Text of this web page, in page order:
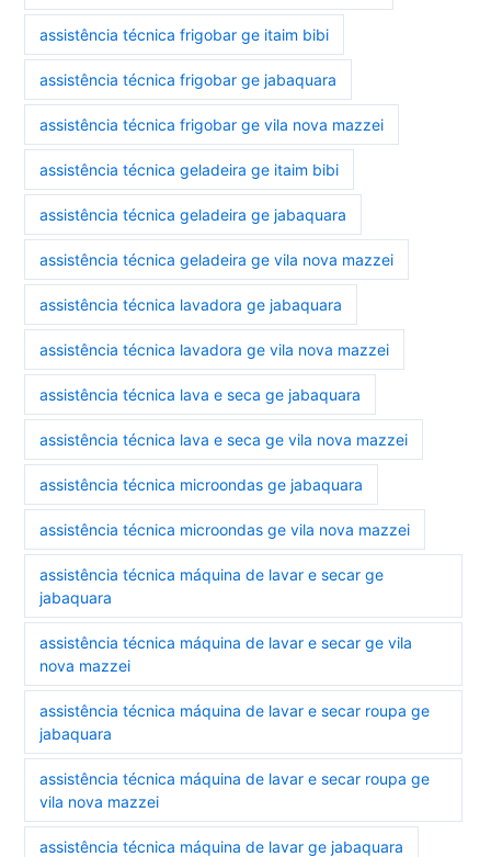
assistência técnica frigobar ge itaim bibi
assistência técnica frigobar ge jabaquara
assistência técnica frigobar ge vila nova mazzei
assistência técnica geladeira ge itaim bibi
assistência técnica geladeira ge jabaquara
assistência técnica geladeira ge vila nova mazzei
assistência técnica lavadora ge jabaquara
assistência técnica lavadora ge vila nova mazzei
assistência técnica lava e seca ge jabaquara
assistência técnica lava e seca ge vila nova mazzei
assistência técnica microondas ge jabaquara
assistência técnica microondas ge vila nova mazzei
assistência técnica máquina de lavar e secar ge
jabaquara
assistência técnica máquina de lavar e secar ge vila
nova mazzei
assistência técnica máquina de lavar e secar roupa ge
jabaquara
assistência técnica máquina de lavar e secar roupa ge
vila nova mazzei
assistência técnica máquina de lavar ge jabaquara